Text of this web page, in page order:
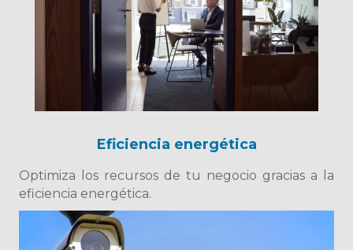
Eficiencia energética
Optimiza los recursos de tu negocio gracias a la
eficiencia energética.